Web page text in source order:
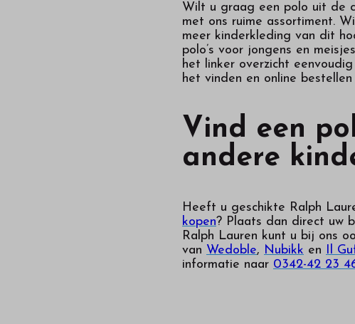
Wilt u graag een polo uit de
met ons ruime assortiment.
meer kinderkleding van dit
polo’s voor jongens en
het linker overzicht
het vinden en online
Vind een
andere
Heeft u geschikte Ralph
kopen? Plaats dan direct uw
Ralph Lauren kunt u bij ons
van Wedoble, Nubikk en Il
informatie naar 0342-42 23